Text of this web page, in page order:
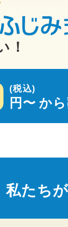
！
(税込)
円〜 か
私たち